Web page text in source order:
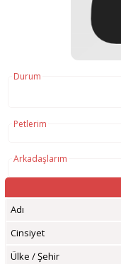
Durum
Petlerim
Arkadaşlarım
Adı
Cinsiyet
Ülke / Şehir